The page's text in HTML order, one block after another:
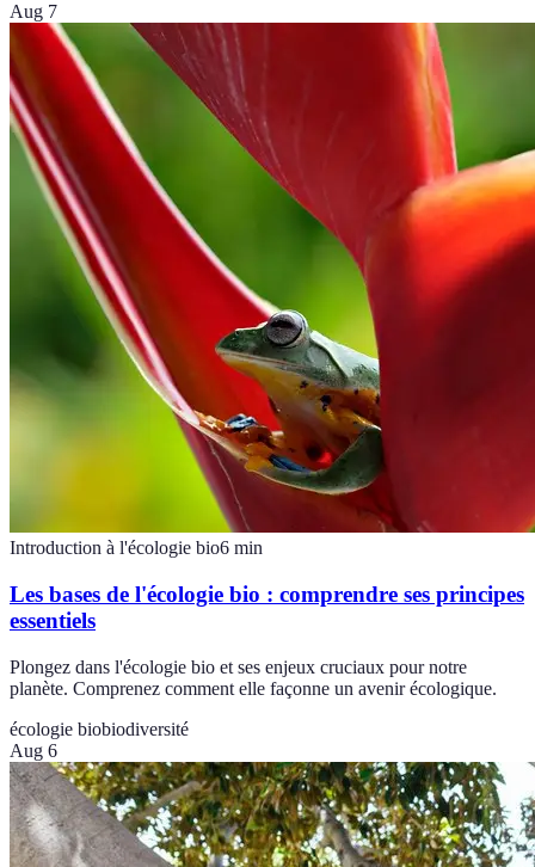
Aug 7
Introduction à l'écologie bio6 min
Les bases de l'écologie bio : comprendre ses principes
essentiels
Plongez dans l'écologie bio et ses enjeux cruciaux pour notre
planète. Comprenez comment elle façonne un avenir écologique.
écologie biobiodiversité
Aug 6